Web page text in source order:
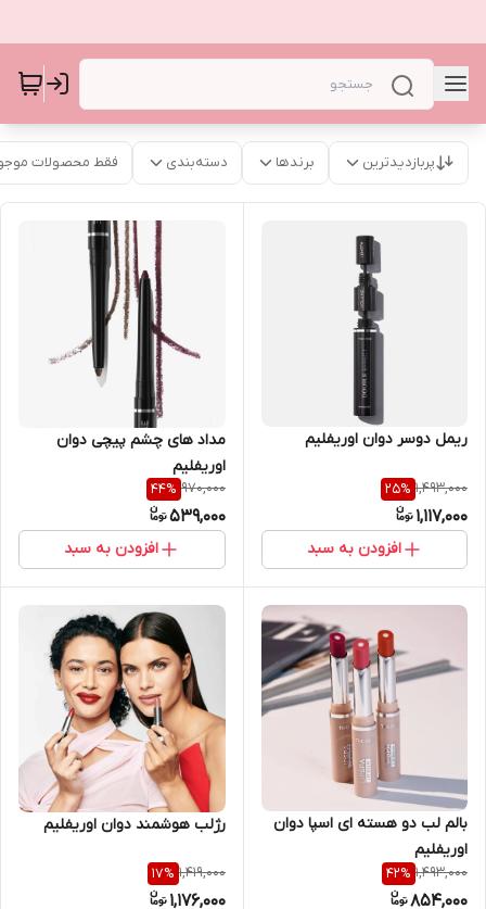
پربازدیدترین برندها دسته‌بندی فقط محصولات
ریمل دوسر دوان اوریفلیم
1,493,000
25%
1,117,000
افزودن به سبد
مداد های چشم پیچی دوان
اوریفلیم
970,000
44%
539,000
افزودن به سبد
بالم لب دو هسته ای اسپا دوان
اوریفلیم
1,493,000
42%
854,000
رژلب هوشمند دوان اوریفلیم
1,419,000
17%
1,176,000